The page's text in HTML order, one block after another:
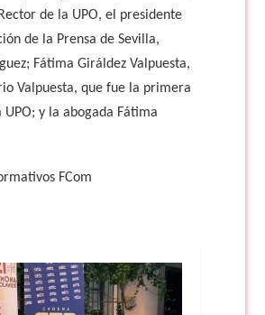
de la UPO, el presidente
de la Prensa de Sevilla,
Fátima Giráldez Valpuesta,
Valpuesta, que fue la primera
y la abogada Fátima
FCom